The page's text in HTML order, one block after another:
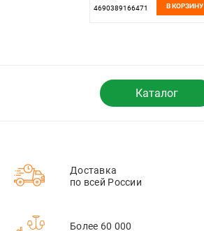
4690389166471
В КОРЗИНУ
Каталог
Доставка
по всей России
Более 60 000